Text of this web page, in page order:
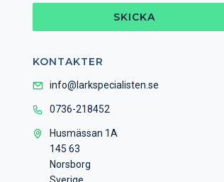
SKICKA
KONTAKTER
info@larkspecialisten.se
0736-218452
Husmässan 1A
145 63
Norsborg